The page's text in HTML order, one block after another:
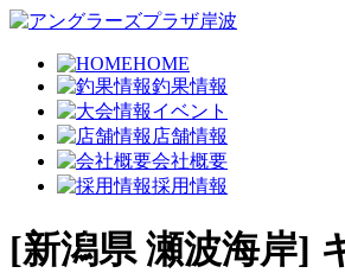
HOME
釣果情報
イベント
店舗情報
会社概要
採用情報
[新潟県 瀬波海岸]